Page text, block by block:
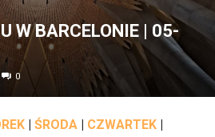
W BARCELONIE | 05-
0
| ŚRODA | CZWARTEK |